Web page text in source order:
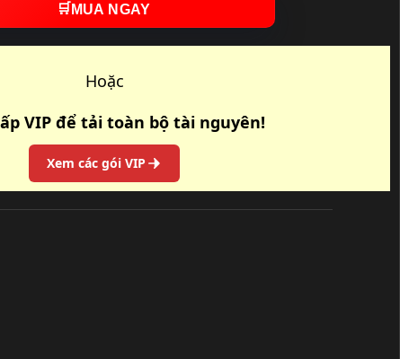
🛒 MUA NGAY
Hoặc
VIP để tải toàn bộ tài nguyên!
Xem các gói VIP